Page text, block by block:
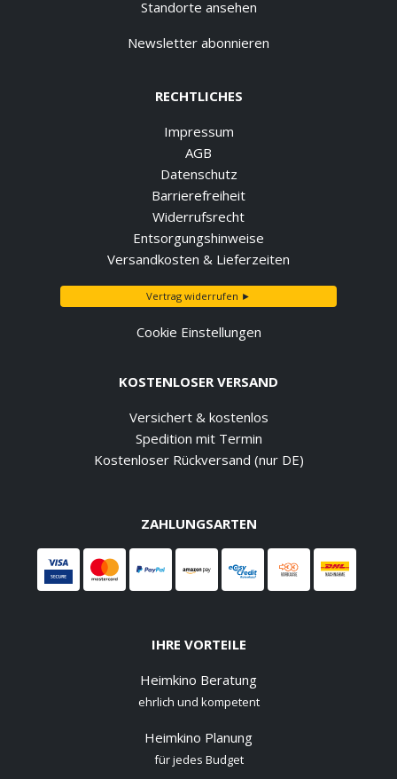
Standorte ansehen
Newsletter abonnieren
RECHTLICHES
Impressum
AGB
Datenschutz
Barrierefreiheit
Widerrufsrecht
Entsorgungshinweise
Versandkosten & Lieferzeiten
Vertrag widerrufen ►
Cookie Einstellungen
KOSTENLOSER VERSAND
Versichert & kostenlos
Spedition mit Termin
Kostenloser Rückversand (nur DE)
ZAHLUNGSARTEN
IHRE VORTEILE
Heimkino Beratung
ehrlich und kompetent
Heimkino Planung
für jedes Budget